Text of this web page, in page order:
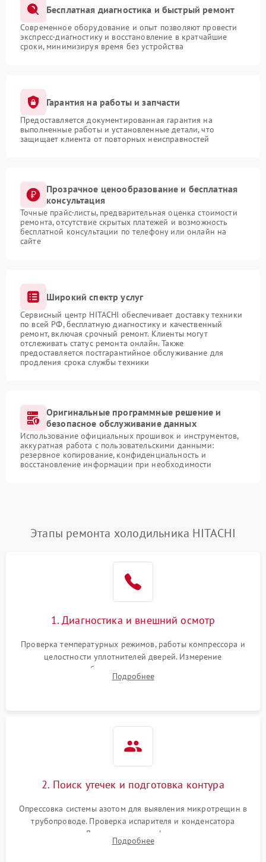
Бесплатная диагностика и быстрый ремонт
Современное оборудование и опыт позволяют провести
экспресс-диагностику и восстановление в кратчайшие
сроки, минимизируя время без устройства
Гарантия на работы и запчасти
Предоставляется документированная гарантия на
выполненные работы и установленные детали, что
защищает клиента от повторных неисправностей
Прозрачное ценообразование и бесплатная
консультация
Точные прайс-листы, предварительная оценка стоимости
ремонта, отсутствие скрытых платежей и возможность
бесплатной консультации по телефону или онлайн на
сайте
Широкий спектр услуг
Сервисный центр HITACHI обеспечивает доставку техники
по всей РФ, бесплатную диагностику и качественный
ремонт, включая срочный ремонт. Клиенты могут
отслеживать статус ремонта онлайн. Также
предоставляется постгарантийное обслуживание для
продления срока службы техники
Оригинальные программные решение и
безопасное обслуживание данных
Использование официальных прошивок и инструментов,
аккуратная работа с пользовательскими данными:
резервное копирование, конфиденциальность и
восстановление информации при необходимости
Этапы ремонта холодильника HITACHI
1. Диагностика и внешний осмотр
Проверка температурных режимов, работы компрессора и
целостности уплотнителей дверей. Измерение
сопротивления обмоток мотора, проверка термостата и
считывание кодов ошибок с электронного дисплея.
Подробнее
2. Поиск утечек и подготовка контура
Опрессовка системы азотом для выявления микротрещин в
трубопроводе. Проверка испарителя и конденсатора
течеискателем. Демонтаж старого фильтра-осушителя и
продувка капиллярной трубки для устранения засоров.
Подробнее